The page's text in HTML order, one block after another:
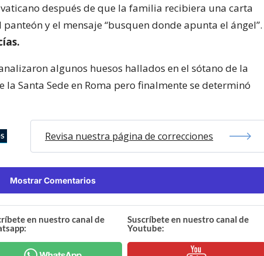
después de que la familia recibiera una carta
y el mensaje “busquen donde apunta el ángel”.
algunos huesos hallados en el sótano de la
Santa Sede en Roma pero finalmente se determinó
Revisa nuestra página de correcciones
Mostrar Comentarios
en nuestro canal de
Suscríbete en nuestro canal de
Youtube: